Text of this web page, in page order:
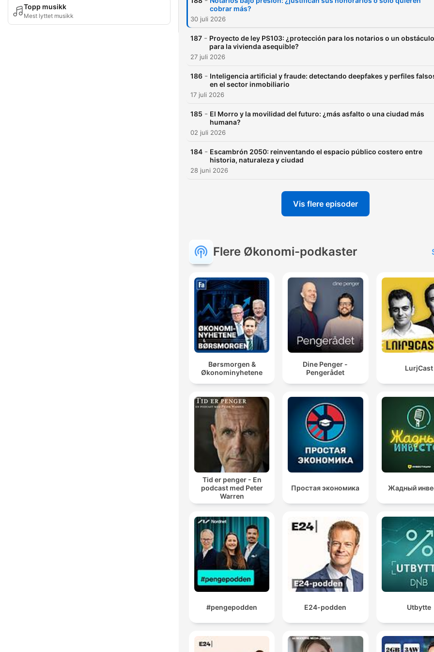
Topp musikk
Mest lyttet musikk
cobrar más?
30 juli 2026
187 - Proyecto de ley PS103: ¿protección para los notarios o un obstáculo
para la vivienda asequible?
27 juli 2026
186 - Inteligencia artificial y fraude: detectando deepfakes y perfiles
en el sector inmobiliario
17 juli 2026
185 - El Morro y la movilidad del futuro: ¿más asfalto o una ciudad más
humana?
02 juli 2026
184 - Escambrón 2050: reinventando el espacio público costero entre
historia, naturaleza y ciudad
28 juni 2026
Vis flere episoder
Flere Økonomi-podkaster
Børsmorgen &
Økonominyhetene
Dine Penger -
Pengerådet
LurjCast
Tid er penger - En
podcast med Peter
Warren
Простая экономика Жадный
#pengepodden E24-podden Utbytte